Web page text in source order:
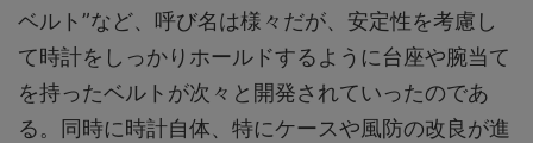
ベルト”など、呼び名は様々だが、安定性を考慮し
て時計をしっかりホールドするように台座や腕当て
を持ったベルトが次々と開発されていったのであ
る。同時に時計自体、特にケースや風防の改良が進